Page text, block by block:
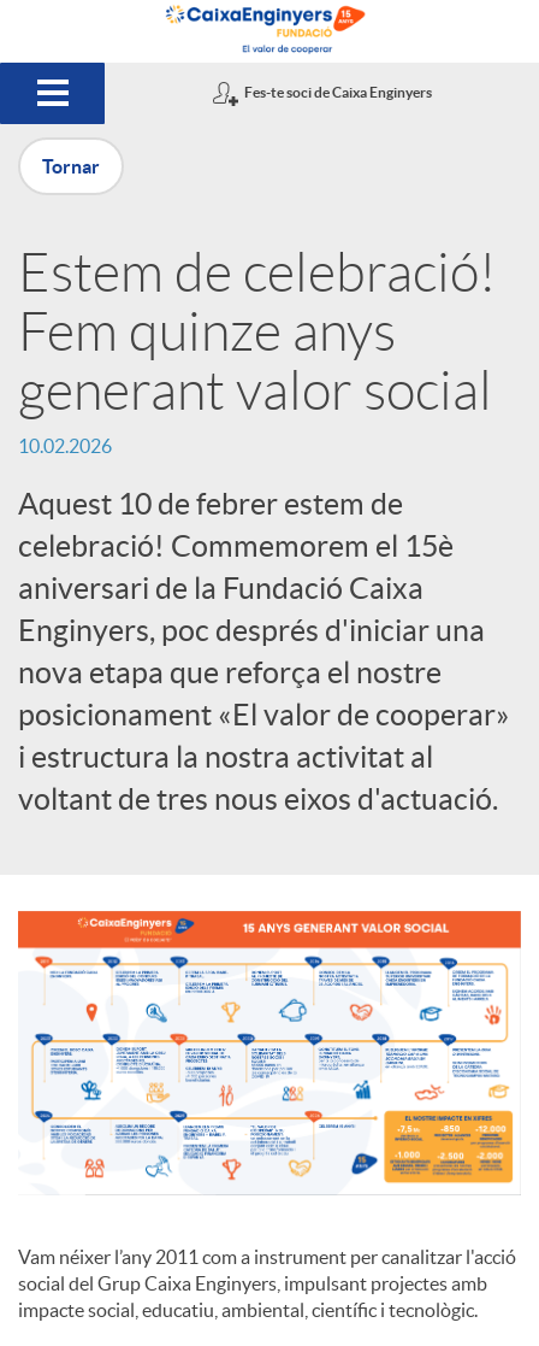
Fes-te soci de Caixa Enginyers
u
b
l
i
c
a
d
r
d
e
c
n
Tornar
Estem de celebració!
Fem quinze anys
generant valor social
10.02.2026
Aquest 10 de febrer estem de
celebració! Commemorem el 15è
aniversari de la Fundació Caixa
Enginyers, poc després d'iniciar una
nova etapa que reforça el nostre
posicionament «El valor de cooperar»
i estructura la nostra activitat al
voltant de tres nous eixos d'actuació.
Vam néixer l’any 2011 com a instrument per canalitzar l'acció
social del Grup Caixa Enginyers, impulsant projectes amb
impacte social, educatiu, ambiental, científic i tecnològic.